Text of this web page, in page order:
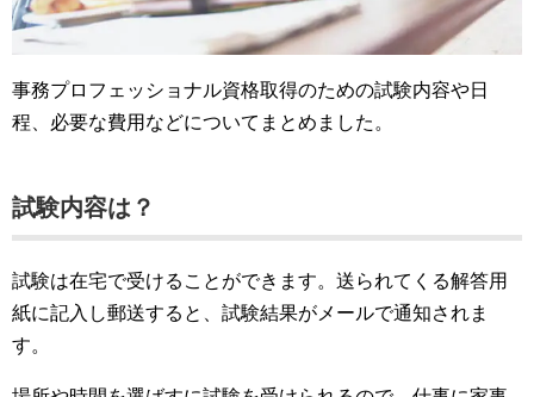
事務プロフェッショナル資格取得のための試験内容や日
程、必要な費用などについてまとめました。
試験内容は？
試験は在宅で受けることができます。送られてくる解答用
紙に記入し郵送すると、試験結果がメールで通知されま
す。